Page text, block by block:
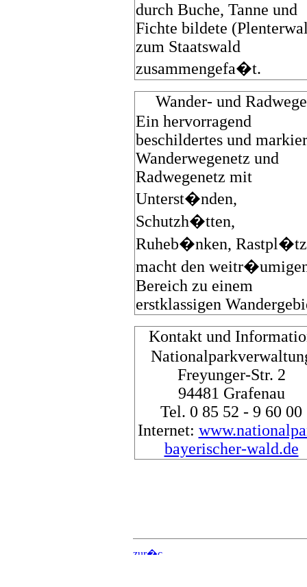
durch Buche, Tanne und
Fichte bildete
zum Staatswald
zusammengefa�t.
Wander- und Radwege
Ein hervorragend
beschildertes und
Wanderwegenetz und
Radwegenetz mit
Unterst�nden,
Schutzh�tten,
Ruheb�nken,
macht den
Bereich zu einem
erstklassigen
Kontakt und
Freyunger-Str. 2
94481 Grafenau
Tel. 0 85 52 - 9 60 00
Internet:
bayerischer-wald.de